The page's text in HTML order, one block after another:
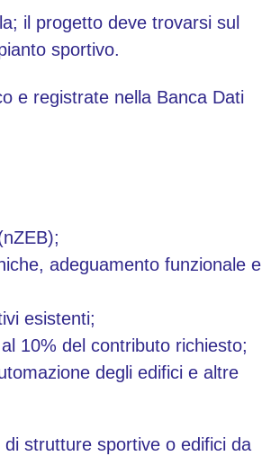
il progetto deve trovarsi sul
sportivo.
e registrate nella Banca Dati
adeguamento funzionale e
esistenti;
10% del contributo richiesto;
degli edifici e altre
strutture sportive o edifici da